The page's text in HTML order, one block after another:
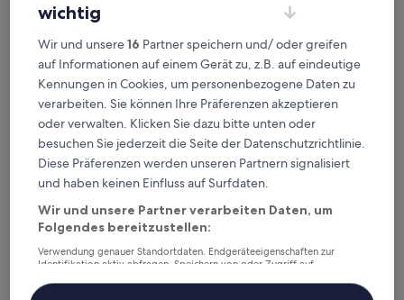
Kostenlose Stornierung bei
Planänderungen
Verdiene Prämien für jede
wahrgenommene Übernachtung
Mehr sparen mit Preisen für Mitglieder
Überprüfe die Preise für diese Daten
wichtig
Wir und unsere16 Partner speichern und/ oder greifen
auf Informationen auf einem Gerät zu, z.B. auf eindeutige
Kennungen in Cookies, um personenbezogene Daten zu
verarbeiten. Sie können Ihre Präferenzen akzeptieren
oder verwalten. Klicken Sie dazu bitte unten oder
besuchen Sie jederzeit die Seite der Datenschutzrichtlinie.
Diese Präferenzen werden unseren Partnern signalisiert
und haben keinen Einfluss auf Surfdaten.
Wir und unsere Partner verarbeiten Daten, um
Folgendes bereitzustellen:
Verwendung genauer Standortdaten. Endgeräteeigenschaften zur
Identifikation aktiv abfragen. Speichern von oder Zugriff auf
Inhalte, Messung von Werbeleistung und der Performance von Inhalten,